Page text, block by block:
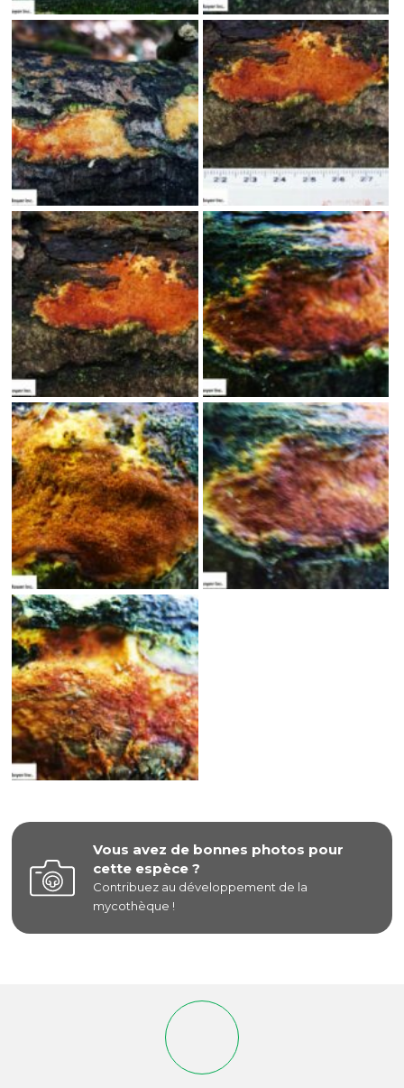
Vous avez de bonnes photos pour
cette espèce ?
Contribuez au développement de la
mycothèque !